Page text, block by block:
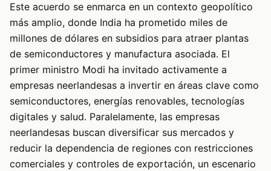
Este acuerdo se enmarca en un contexto geopolítico
más amplio, donde India ha prometido miles de
millones de dólares en subsidios para atraer plantas
de semiconductores y manufactura asociada. El
primer ministro Modi ha invitado activamente a
empresas neerlandesas a invertir en áreas clave como
semiconductores, energías renovables, tecnologías
digitales y salud. Paralelamente, las empresas
neerlandesas buscan diversificar sus mercados y
reducir la dependencia de regiones con restricciones
comerciales y controles de exportación, un escenario